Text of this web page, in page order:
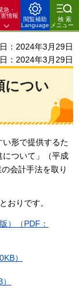
急・
害情報
閲覧補助
Language
検索
メニュー
：2024年3月29日
：2024年3月29日
につい
形で提供するた
について」（平成
会計手法を取り
おりです。
）（PDF：
）